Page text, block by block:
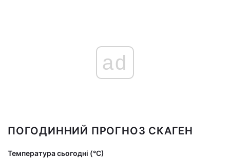
ad
ПОГОДИННИЙ ПРОГНОЗ СКАГЕН
Температура сьогодні (°С)